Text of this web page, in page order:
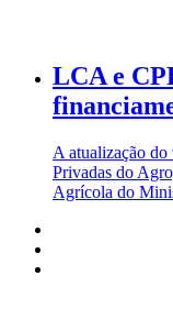
LCA e
A atualização
Privadas do
Agrícola do